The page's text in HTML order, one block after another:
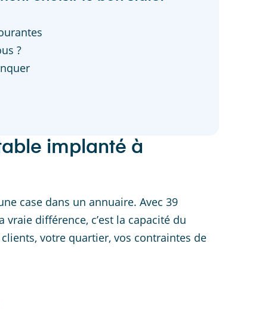
?
implanté à
case dans un annuaire. Avec 39
différence, c’est la capacité du
votre quartier, vos contraintes de